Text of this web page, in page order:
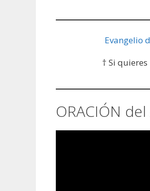
Evangelio
† Si
ORACIÓN